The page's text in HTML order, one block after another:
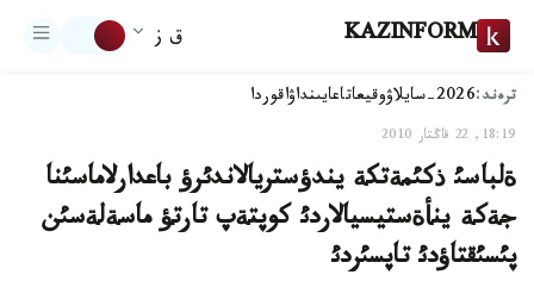
KAZINFORM ق ز
ترەند:2026-سايلاۋ وقيعاتاعايىنداۋاقوردا
18:19, 22 قاڭتار 2010
ةلباسئ ذكئمةتكة يندؤستريالاندئرؤ باعدارلاماسئنا
جةكة ينأةستيسيالاردئ كوپتةپ تارتؤ ماسةلةسئن
پئسئقتاؤدئ تاپسئردئ